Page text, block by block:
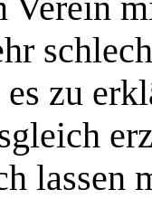
es zu
lassen